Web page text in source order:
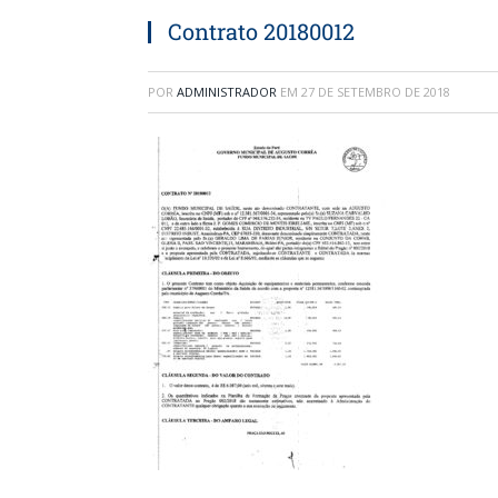
Contrato 20180012
POR ADMINISTRADOR EM 27 DE SETEMBRO DE 2018